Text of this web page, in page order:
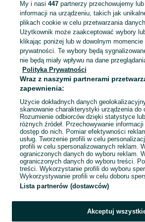
KATEGORIA
Mapa kategorii
Mapa miejscowości
Mapa ministron
Popularne wyszukiwania
My i nasi 447partnerzy przechowujemy
informacji na urządzeniu, takich jak
plikach cookie w celu przetwarzania
Użytkownik może zaakceptować wybory
klikając poniżej lub w dowolnym
prywatności. Te wybory będą
nie będą miały wpływu na dane
Polityka Prywatności
Wraz z naszymi partnerami
zapewnienia:
Użycie dokładnych danych
skanowanie charakterystyki urządzenia do
Rozumienie odbiorców dzięki statystyce
różnych źródeł. Przechowywanie
dostęp do nich. Pomiar efektywności
usług. Tworzenie profili w celu
profili w celu spersonalizowanych reklam.
ograniczonych danych do wyboru reklam.
ograniczonych danych do wyboru treści.
treści. Wykorzystanie profili do wyboru
Wykorzystywanie profili w celu doboru
Lista partnerów (dostawców)
Akceptuj